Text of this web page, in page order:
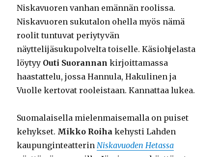
Niskavuoren vanhan emännän roolissa.
Niskavuoren sukutalon ohella myös nämä
roolit tuntuvat periytyvän
näyttelijäsukupolvelta toiselle. Käsiohjelasta
löytyy Outi Suorannan kirjoittamassa
haastattelu, jossa Hannula, Hakulinen ja
Vuolle kertovat rooleistaan. Kannattaa lukea.
Suomalaisella mielenmaisemalla on puiset
kehykset. Mikko Roiha kehysti Lahden
kaupunginteatterinNiskavuoden Hetassa